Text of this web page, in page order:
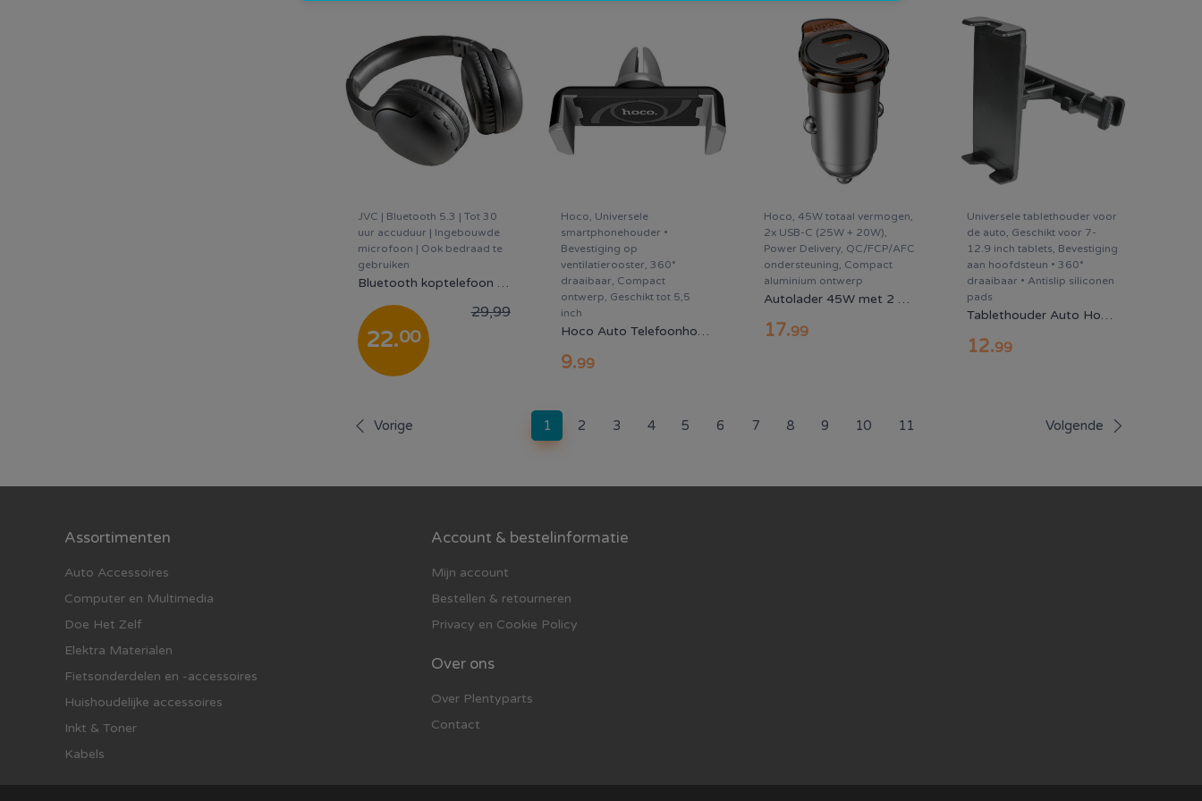
JVC | Bluetooth 5.3 | Tot 30
uur accuduur | Ingebouwde
microfoon | Ook bedraad te
gebruiken
Bluetooth koptelefoon - JVC Gumy HA-SG20BT-B | Draadloos - Zwart
29,99
22.00
Hoco, Universele
smartphonehouder •
Bevestiging op
ventilatierooster, 360°
draaibaar, Compact
ontwerp, Geschikt tot 5,5
inch
Hoco Auto Telefoonhouder Ventilatierooster 360° Draaibaar Zwart/Grijs
9.99
Hoco, 45W totaal vermogen,
2x USB-C (25W + 20W),
Power Delivery, QC/FCP/AFC
ondersteuning, Compact
aluminium ontwerp
Autolader 45W met 2 USB-C Poorten - Power Delivery Snellader Auto
17.99
Universele tablethouder voor
de auto, Geschikt voor 7-
12.9 inch tablets, Bevestiging
aan hoofdsteun • 360°
draaibaar • Antislip siliconen
pads
Tablethouder Auto Hoofdsteun 7-12.9 Inch 360° Draaibaar Zwart
12.99
Vorige 1 (current)
2 3 4 5 6 7 8 9 10 11 Volgende
Assortimenten
Auto Accessoires
Computer en Multimedia
Doe Het Zelf
Elektra Materialen
Fietsonderdelen en -accessoires
Huishoudelijke accessoires
Inkt & Toner
Kabels
Account & bestelinformatie
Mijn account
Bestellen & retourneren
Privacy en Cookie Policy
Over ons
Over Plentyparts
Contact